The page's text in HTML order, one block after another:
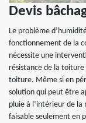
Devis
Le problème
fonctionnement de la
nécessite une
résistance de la toiture
toiture. Même si en
solution qui peut être
pluie à l’intérieur de
faisable seulement en